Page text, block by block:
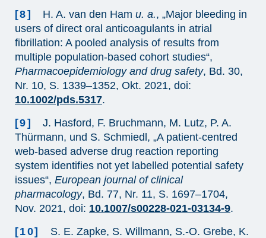
[8]
H. A. van den Hamu. a., „Major bleeding in
users of direct oral anticoagulants in atrial
fibrillation: A pooled analysis of results from
multiple population‐based cohort studies“,
Pharmacoepidemiology and drug safety, Bd. 30,
Nr. 10, S. 1339–1352, Okt. 2021, doi:
10.1002/pds.5317.
[9]
J. Hasford, F. Bruchmann, M. Lutz, P. A.
Thürmann, und S. Schmiedl, „A patient-centred
web-based adverse drug reaction reporting
system identifies not yet labelled potential safety
issues“, European journal of clinical
pharmacology, Bd. 77, Nr. 11, S. 1697–1704,
Nov. 2021, doi: 10.1007/s00228-021-03134-9.
[10]
S. E. Zapke, S. Willmann, S.-O. Grebe, K.